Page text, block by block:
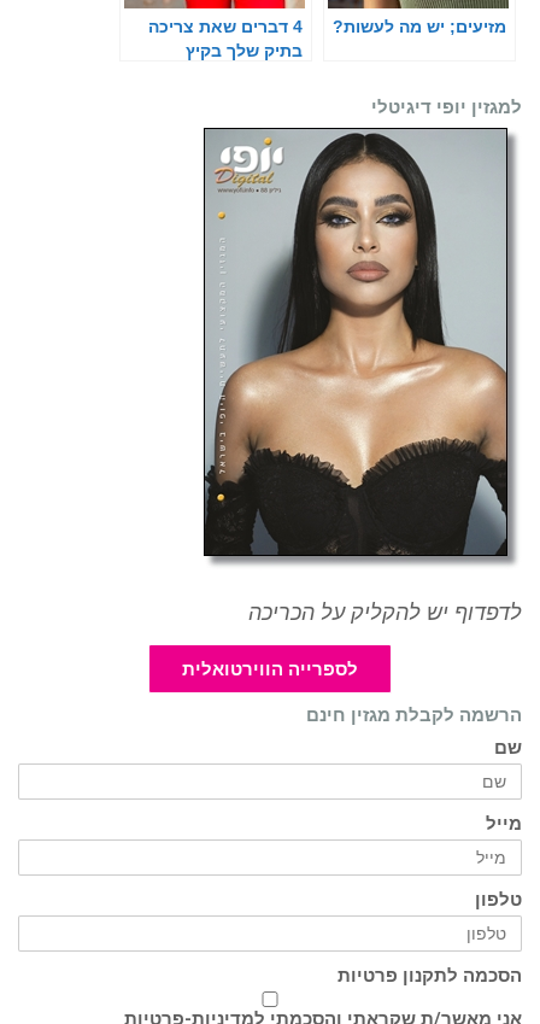
מזיעים; יש מה לעשות?
4 דברים שאת צריכה
בתיק שלך בקיץ
למגזין יופי דיגיטלי
לדפדוף יש להקליק על הכריכה
לספרייה הווירטואלית
הרשמה לקבלת מגזין חינם
שם
מייל
טלפון
הסכמה לתקנון פרטיות
אני מאשר/ת שקראתי והסכמתי למדיניות-פרטיות